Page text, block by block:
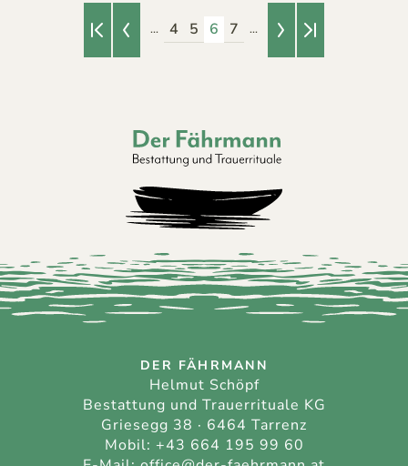
Erste SeiteVorherige Seite
... 4 5 6 7 ... Nächste Seite
Letzte Seite
Der Fährmann - Bestattung und
DER FÄHRMANN
Helmut Schöpf
Bestattung und Trauerrituale KG
Griesegg 38 · 6464 Tarrenz
Mobil: +43 664 195 99 60